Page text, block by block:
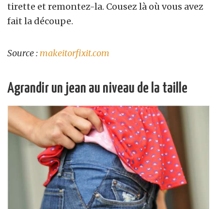
tirette et remontez-la. Cousez là où vous avez
fait la découpe.
Source : makeitorfixit.com
Agrandir un jean au niveau de la taille